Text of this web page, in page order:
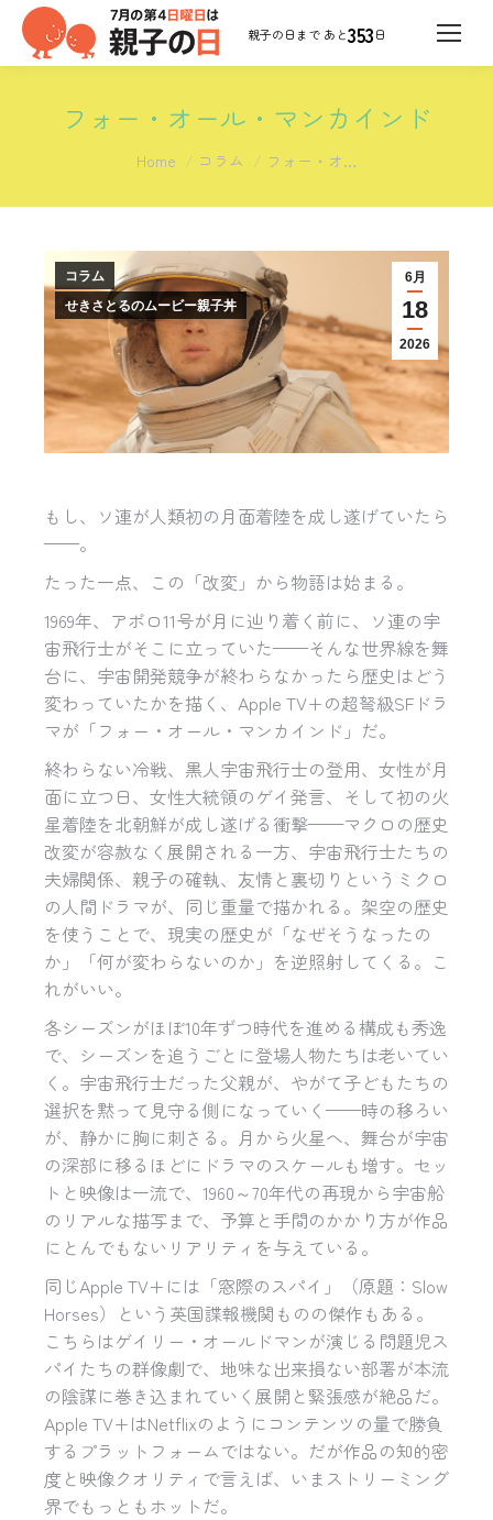
353日
フォー・オール・マンカインド
You are here:
Home コラム フォー・オ…
6月
18
2026
コラム
せきさとるのムービー親子丼
もし、ソ連が人類初の月面着陸を成し遂げていたら
——。
たった一点、この「改変」から物語は始まる。
1969年、アポロ11号が月に辿り着く前に、ソ連の宇
宙飛行士がそこに立っていた——そんな世界線を舞
台に、宇宙開発競争が終わらなかったら歴史はどう
変わっていたかを描く、Apple TV+の超弩級SFドラ
マが「フォー・オール・マンカインド」だ。
終わらない冷戦、黒人宇宙飛行士の登用、女性が月
面に立つ日、女性大統領のゲイ発言、そして初の火
星着陸を北朝鮮が成し遂げる衝撃——マクロの歴史
改変が容赦なく展開される一方、宇宙飛行士たちの
夫婦関係、親子の確執、友情と裏切りというミクロ
の人間ドラマが、同じ重量で描かれる。架空の歴史
を使うことで、現実の歴史が「なぜそうなったの
か」「何が変わらないのか」を逆照射してくる。こ
れがいい。
各シーズンがほぼ10年ずつ時代を進める構成も秀逸
で、シーズンを追うごとに登場人物たちは老いてい
く。宇宙飛行士だった父親が、やがて子どもたちの
選択を黙って見守る側になっていく——時の移ろい
が、静かに胸に刺さる。月から火星へ、舞台が宇宙
の深部に移るほどにドラマのスケールも増す。セッ
トと映像は一流で、1960～70年代の再現から宇宙船
のリアルな描写まで、予算と手間のかかり方が作品
にとんでもないリアリティを与えている。
同じApple TV+には「窓際のスパイ」（原題：Slow
Horses）という英国諜報機関ものの傑作もある。
こちらはゲイリー・オールドマンが演じる問題児ス
パイたちの群像劇で、地味な出来損ない部署が本流
の陰謀に巻き込まれていく展開と緊張感が絶品だ。
Apple TV+はNetflixのようにコンテンツの量で勝負
するプラットフォームではない。だが作品の知的密
度と映像クオリティで言えば、いまストリーミング
界でもっともホットだ。